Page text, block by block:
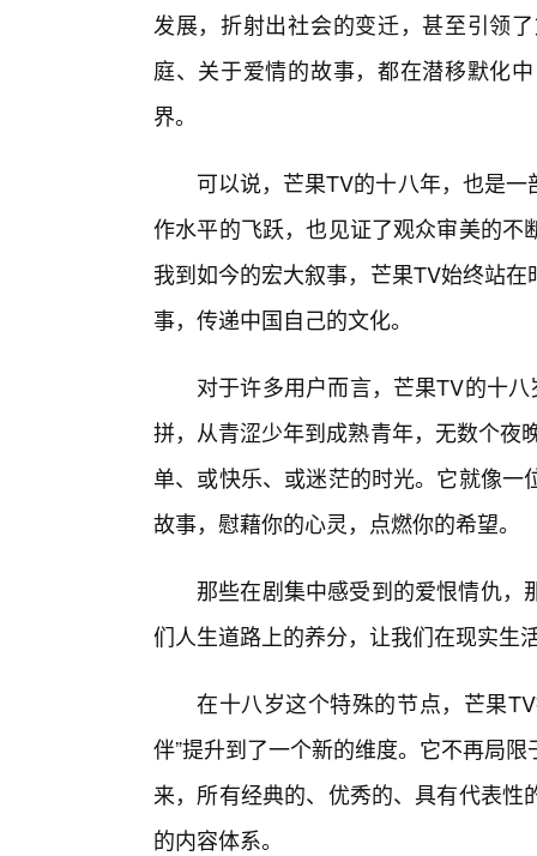
发展，折射出社会的变迁，甚至引领
庭、关于爱情的故事，都在潜移默化
界。
可以说，芒果TV的十八年，也是
作水平的飞跃，也见证了观众审美的
我到如今的宏大叙事，芒果TV始终站
事，传递中国自己的文化。
对于许多用户而言，芒果TV的十
拼，从青涩少年到成熟青年，无数个夜
单、或快乐、或迷茫的时光。它就像
故事，慰藉你的心灵，点燃你的希望。
那些在剧集中感受到的爱恨情仇
们人生道路上的养分，让我们在现实生
在十八岁这个特殊的节点，芒果
伴”提升到了一个新的维度。它不再局
来，所有经典的、优秀的、具有代表
的内容体系。